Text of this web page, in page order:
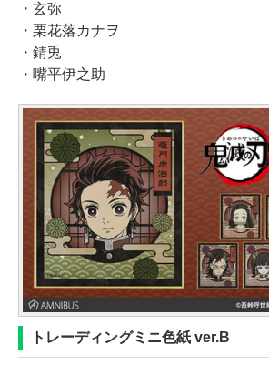
・玄弥
・栗花落カナヲ
・錆兎
・嘴平伊之助
トレーディングミニ色紙 ver.B